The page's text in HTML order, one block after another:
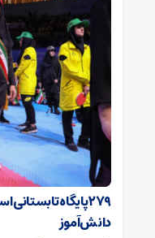
دانش‌آموز